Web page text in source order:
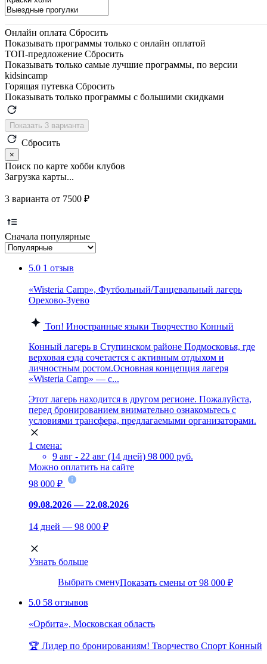
Онлайн оплата Сбросить
Показывать программы только с онлайн оплатой
ТОП-предложение Сбросить
Показывать только самые лучшие программы, по версии
kidsincamp
Горящая путевка Сбросить
Показывать только программы с большими скидками
Показать 3 варианта
Сбросить
×
Поиск по карте хобби клубов
Загрузка карты...
3 варианта от 7500 ₽
Сначала популярные
5.0 1 отзыв
«Wisteria Camp», Футбольный/Танцевальный лагерь
Орехово-Зуево
Топ! Иностранные языки Творчество Конный
Конный лагерь в Ступинском районе Подмосковья, где
верховая езда сочетается с активным отдыхом и
личностным ростом.Основная концепция лагеря
«Wisteria Camp» — с...
Этот лагерь находится в другом регионе. Пожалуйста,
перед бронированием внимательно ознакомьтесь с
условиями трансфера, предлагаемыми организаторами.
1 смена:
9 авг - 22 авг (14 дней) 98 000 руб.
Можно оплатить на сайте
98 000 ₽
09.08.2026 — 22.08.2026
14 дней — 98 000 ₽
Узнать больше
Выбрать сменуПоказать смены от 98 000 ₽
5.0 58 отзывов
«Орбита», Московская область
🏆 Лидер по бронированиям! Творчество Спорт Конный